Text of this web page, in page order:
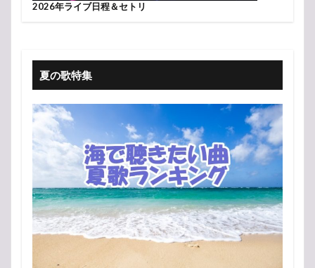
2026年ライブ日程＆セトリ
夏の歌特集